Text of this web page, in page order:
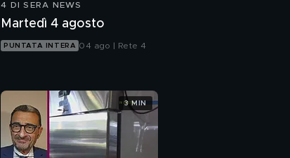
4 DI SERA NEWS
Martedì 4 agosto
PUNTATA INTERA 04 ago | Rete 4
3 MIN